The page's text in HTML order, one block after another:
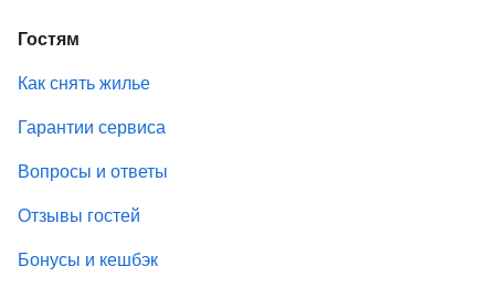
Гостям
Как снять жилье
Гарантии сервиса
Вопросы и ответы
Отзывы гостей
Бонусы и кешбэк